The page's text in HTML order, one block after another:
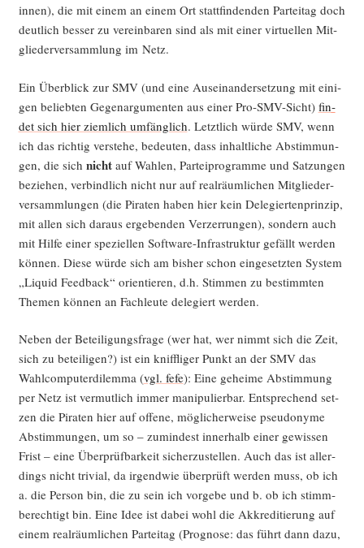
innen), die mit einem an einem Ort statt­fin­den­den Par­tei­tag doch
deut­lich bes­ser zu ver­ein­ba­ren sind als mit einer vir­tu­el­len Mit­
glie­der­ver­samm­lung im Netz.
Ein Über­blick zur SMV (und eine Aus­ein­an­der­set­zung mit eini­
gen belieb­ten Gegen­ar­gu­men­ten aus einer Pro-SMV-Sicht) fin­
det sich hier ziem­lich umfäng­lich. Letzt­lich wür­de SMV, wenn
ich das rich­tig ver­ste­he, bedeu­ten, dass inhalt­li­che Abstim­mun­
gen, die sich nichtauf Wah­len, Par­tei­pro­gram­me und Sat­zun­gen
bezie­hen, ver­bind­lich nicht nur auf real­räum­li­chen Mit­glie­der­
ver­samm­lun­gen (die Pira­ten haben hier kein Dele­gier­ten­prin­zip,
mit allen sich dar­aus erge­ben­den Ver­zer­run­gen), son­dern auch
mit Hil­fe einer spe­zi­el­len Soft­ware-Infra­struk­tur gefällt wer­den
kön­nen. Die­se wür­de sich am bis­her schon ein­ge­setz­ten Sys­tem
„Liquid Feed­back“ ori­en­tie­ren, d.h. Stim­men zu bestimm­ten
The­men kön­nen an Fach­leu­te dele­giert werden.
Neben der Betei­li­gungs­fra­ge (wer hat, wer nimmt sich die Zeit,
sich zu betei­li­gen?) ist ein kniff­li­ger Punkt an der SMV das
Wahl­com­pu­ter­di­lem­ma (vgl. fefe): Eine gehei­me Abstim­mung
per Netz ist ver­mut­lich immer mani­pu­lier­bar. Ent­spre­chend set­
zen die Pira­ten hier auf offe­ne, mög­li­cher­wei­se pseud­ony­me
Abstim­mun­gen, um so – zumin­dest inner­halb einer gewis­sen
Frist – eine Über­prüf­bar­keit sicher­zu­stel­len. Auch das ist aller­
dings nicht tri­vi­al, da irgend­wie über­prüft wer­den muss, ob ich
a. die Per­son bin, die zu sein ich vor­ge­be und b. ob ich stimm­
be­rech­tigt bin. Eine Idee ist dabei wohl die Akkre­di­tie­rung auf
einem real­räum­li­chen Par­tei­tag (Pro­gno­se: das führt dann dazu,